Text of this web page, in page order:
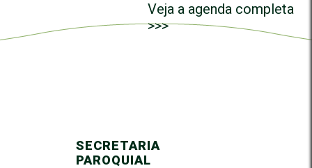
Veja a agenda completa
>>>
SECRETARIA
PAROQUIAL